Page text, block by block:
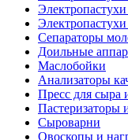
Сепараторы
Доильные
Маслобойки
Анализаторы
Пресс для сыра
Пастеризаторы
Сыроварни
Овоскопы и